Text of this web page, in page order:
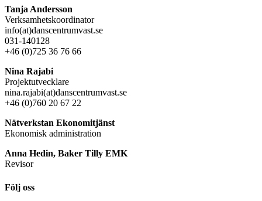
Tanja Andersson
Verksamhetskoordinator
info(at)danscentrumvast.se
031-140128
+46 (0)725 36 76 66
Nina Rajabi
Projektutvecklare
nina.rajabi(at)danscentrumvast.se
+46 (0)760 20 67 22
Nätverkstan Ekonomitjänst
Ekonomisk administration
Anna Hedin, Baker Tilly EMK
Revisor
Följ oss